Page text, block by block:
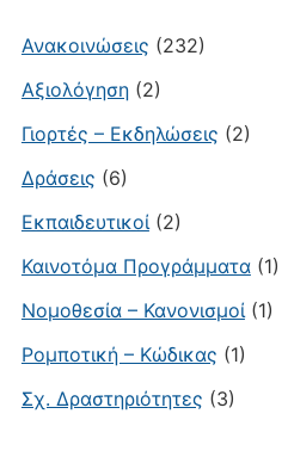
Ανακοινώσεις (232)
Αξιολόγηση(2)
Γιορτές – Εκδηλώσεις (2)
Δράσεις (6)
Εκπαιδευτικοί(2)
Καινοτόμα Προγράμματα(1)
Νομοθεσία – Κανονισμοί(1)
Ρομποτική – Κώδικας (1)
Σχ. Δραστηριότητες (3)